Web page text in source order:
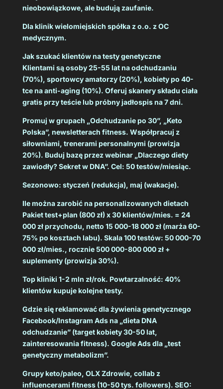
nieobowiązkowe, ale budują zaufanie.
Dla klinik wielomiejskich spółka z o.o. z OC
medycznym.
Jak szukać klientów na testy genetyczne
Klientami są osoby 25-55 lat na odchudzaniu
(70%), sportowcy amatorzy (20%), kobiety po 40-
tce na anti-aging (10%). Oferuj skanery składu ciała
gratis przy teście lub próbny jadłospis na 7 dni.
Promuj w grupach „Odchudzanie po 30”, „Keto
Polska”, newsletterach fitness. Współpracuj z
siłowniami, trenerami personalnymi (prowizja
20%). Buduj bazę przez webinar „Dlaczego diety
zawiodły? Sekret w DNA”. Cel: 50 testów/miesiąc.
Sezonowo: styczeń (redukcja), maj (wakacje).
Ile można zarobić na personalizowanych dietach
Pakiet test+plan (800 zł) x 30 klientów/mies. = 24
000 zł przychodu, netto 15 000-18 000 zł (marża 60-
75% po kosztach labu). Skala 100 testów: 50 000-70
000 zł/mies., rocznie 500 000-800 000 zł +
suplementy (prowizja 30%).
Top kliniki 1-2 mln zł/rok. Powtarzalność: 40%
klientów kupuje kolejne testy.
Gdzie się reklamować dla żywienia genetycznego
Facebook/Instagram Ads na „dieta DNA
odchudzanie” (target kobiety 30-50 lat,
zainteresowania fitness). Google Ads dla „test
genetyczny metabolizm”.
Grupy keto/paleo, OLX Zdrowie, collab z
influencerami fitness (10-50 tys. followers). SEO: